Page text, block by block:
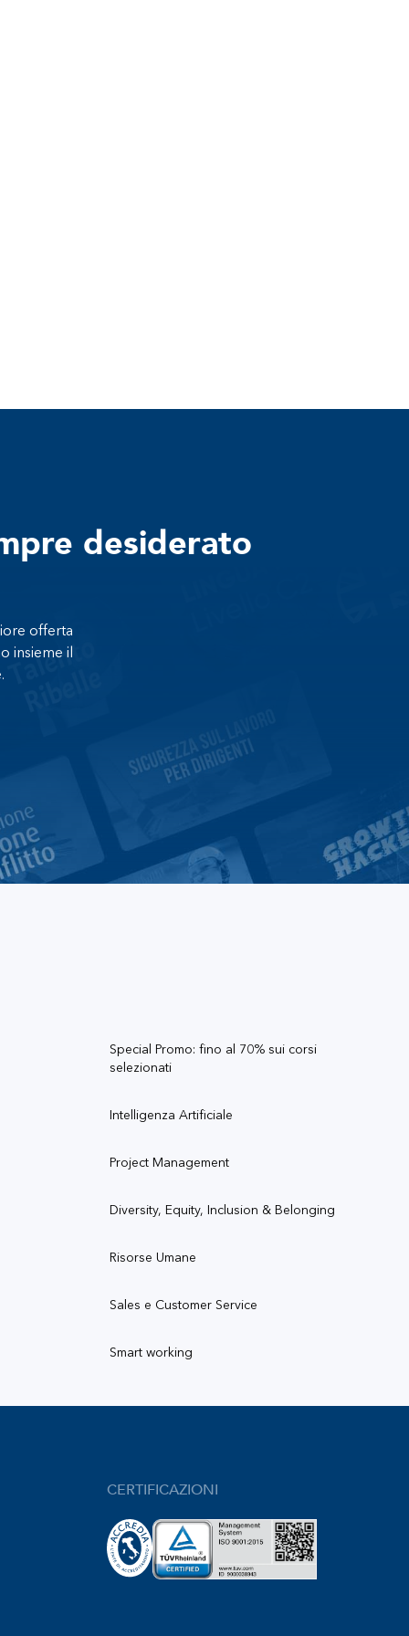
desiderato
offerta
insieme il
Special Promo: fino al 70% sui corsi
selezionati
Intelligenza Artificiale
Project Management
Diversity, Equity, Inclusion & Belonging
Risorse Umane
Sales e Customer Service
Smart working
CERTIFICAZIONI